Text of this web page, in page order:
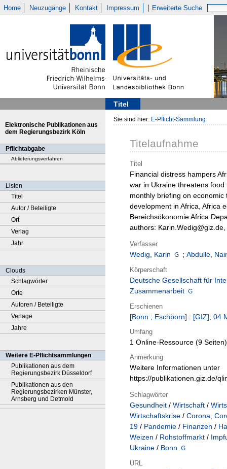
Home Neuzugänge Kontakt Impressum Erweiterte Suche
Titel
Elektronische Publikationen aus
dem Regierungsbezirk Köln
Pflichtabgabe
Ablieferungsverfahren
Listen
Titel
Autor / Beteiligte
Ort
Verlag
Jahr
Clouds
Schlagwörter
Orte
Autoren / Beteiligte
Verlage
Jahre
Weitere E-Pflichtsammlungen
Publikationen aus dem
Regierungsbezirk Düsseldorf
Publikationen aus den
Regierungsbezirken Münster,
Arnsberg und Detmold
Sie sind hier: E-Pflicht-Sammlung
Titelaufnahme
Titel
Financial distress hampers
war in Ukraine threatens
monthly briefing on
development in Africa, Africa
Bereichsökonomie Africa
authors:
Verfasser
Wedig, Karin ; Abdulle,
Körperschaft
Deutsche Gesellschaft für
Zusammenarbeit
Erschienen
[Bonn ; Eschborn] : [GIZ], 04
Umfang
1 Online-Ressource (9
Anmerkung
Weitere Informationen unter
https://publikationen.giz.de/
Schlagwörter
Gesundheit / Wirtschaft /
Wirtschaftskrise / Corona,
19 / Pandemie / Finanzen /
Weizen / Rohstoffmarkt /
Ukraine / Bonn
URL